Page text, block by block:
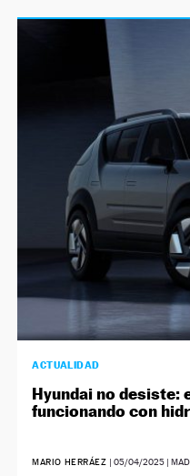
ACTUALIDAD
Hyundai no desiste:
funcionando con
MARIO HERRÁEZ | 05/04/2025|